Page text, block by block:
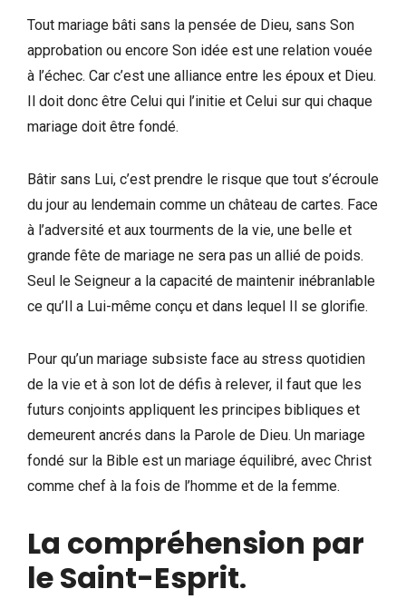
Tout mariage bâti sans la pensée de Dieu, sans Son
approbation ou encore Son idée est une relation vouée
à l’échec. Car c’est une alliance entre les époux et Dieu.
Il doit donc être Celui qui l’initie et Celui sur qui chaque
mariage doit être fondé.
Bâtir sans Lui, c’est prendre le risque que tout s’écroule
du jour au lendemain comme un château de cartes. Face
à l’adversité et aux tourments de la vie, une belle et
grande fête de mariage ne sera pas un allié de poids.
Seul le Seigneur a la capacité de maintenir inébranlable
ce qu’Il a Lui-même conçu et dans lequel Il se glorifie.
Pour qu’un mariage subsiste face au stress quotidien
de la vie et à son lot de défis à relever, il faut que les
futurs conjoints appliquent les principes bibliques et
demeurent ancrés dans la Parole de Dieu. Un mariage
fondé sur la Bible est un mariage équilibré, avec Christ
comme chef à la fois de l’homme et de la femme.
La compréhension par
le Saint-Esprit.